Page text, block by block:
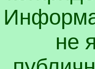
не